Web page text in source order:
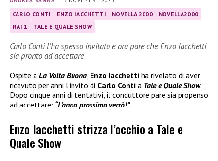
CARLO CONTI ENZO IACCHETTI NOVELLA 2000
NOVELLA2000
RAI 1
TALE E QUALE SHOW
Carlo Conti l’ha spesso invitato e ora pare che Enzo Iacchetti
sia pronto ad accettare
Ospite a La Volta Buona, Enzo Iacchetti ha rivelato di aver
ricevuto per anni l’invito di Carlo Conti a Tale e Quale Show.
Dopo cinque anni di tentativi, il conduttore pare sia propenso
ad accettare: “L’anno prossimo verrò!”.
Enzo Iacchetti strizza l’occhio a Tale e
Quale Show